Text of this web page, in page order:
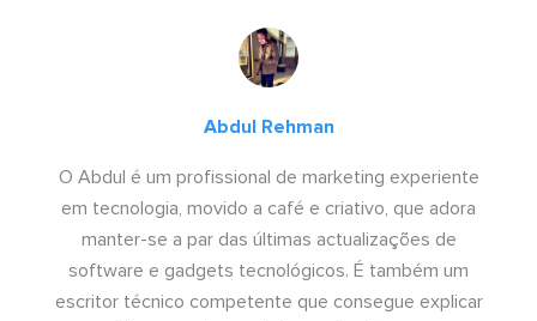
Abdul Rehman
O Abdul é um profissional de marketing experiente
em tecnologia, movido a café e criativo, que adora
manter-se a par das últimas actualizações de
software e gadgets tecnológicos. É também um
escritor técnico competente que consegue explicar